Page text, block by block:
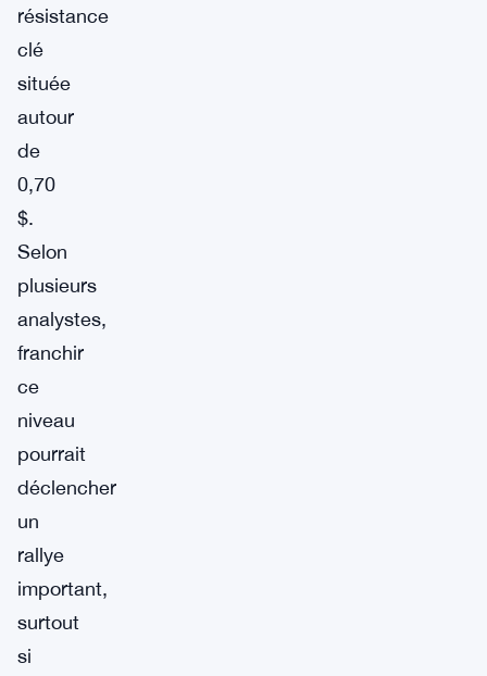
résistance
clé
située
autour
de
0,70
$.
Selon
plusieurs
analystes,
franchir
ce
niveau
pourrait
déclencher
un
rallye
important,
surtout
si